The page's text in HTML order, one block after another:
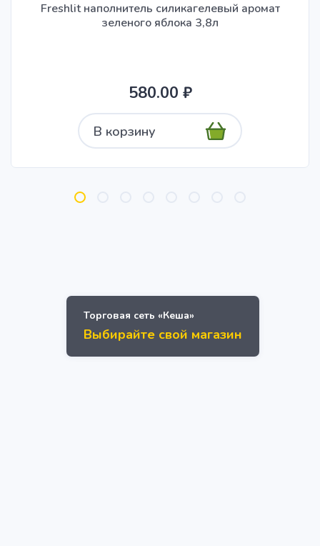
Freshlit наполнитель силикагелевый аромат
зеленого яблока 3,8л
580.00 ₽
В корзину
Торговая сеть «Кеша»
Выбирайте свой магазин